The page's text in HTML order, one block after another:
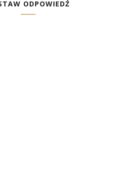
ODPOWIEDŹ